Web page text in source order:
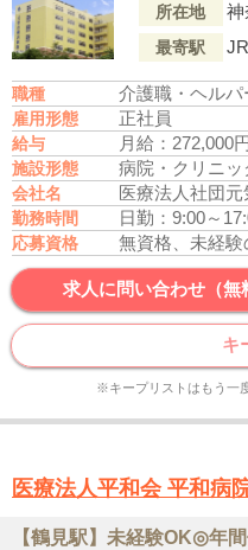
所在地 神
最寄駅
職種 介護職・ヘルパ
雇用形態 正社員
給与 月給：272,000
施設形態 病院・クリニ
会社名 医療法人社団元
勤務時間 日勤：9:00～
応募資格 無資格、未経験
求人に問い合わせ（無
キ
※キープリストはもう一
医療法人平和会 平和病
【鶴見駅】未経験OK◎年